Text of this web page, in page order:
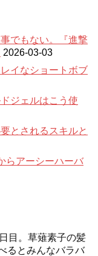
でもない。『進撃
2026-03-03
イなショートボブ
ジェルはこう使
とされるスキルと
らアーシーハーバ
目。草薙素子の髪
るとみんなバラバ